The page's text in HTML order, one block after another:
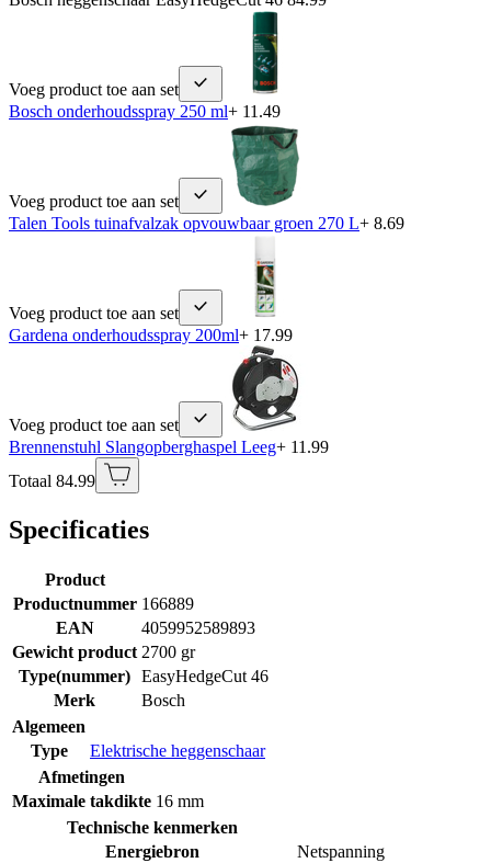
Voeg product toe aan set
Bosch onderhoudsspray 250 ml+ 11.49
Voeg product toe aan set
Talen Tools tuinafvalzak opvouwbaar groen 270 L+ 8.69
Voeg product toe aan set
Gardena onderhoudsspray 200ml+ 17.99
Voeg product toe aan set
Brennenstuhl Slangopberghaspel Leeg+ 11.99
Totaal 84.99
Specificaties
Product
Productnummer 166889
EAN
4059952589893
Gewicht product 2700 gr
Type(nummer) EasyHedgeCut 46
Merk
Bosch
Algemeen
Type
Elektrische heggenschaar
Afmetingen
Maximale takdikte 16 mm
Technische kenmerken
Energiebron
Netspanning